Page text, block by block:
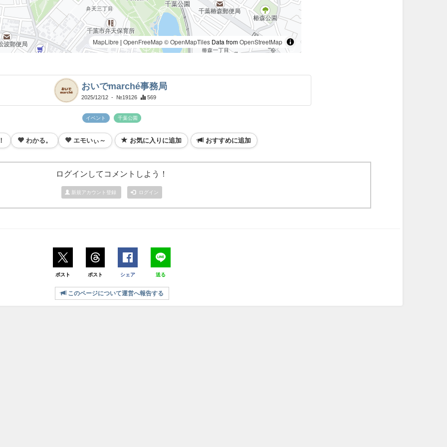
MapLibre | OpenFreeMap© OpenMapTiles Data fromOpenStreetMap
おいでmarché事務局
2025/12/12 - №19126 569
イベント 千葉公園
わかる。 エモいぃ～ お気に入りに追加 おすすめに追加
ログインしてコメントしよう！
新規アカウント登録 ログイン
ポスト ポスト シェア 送る
このページについて運営へ報告する